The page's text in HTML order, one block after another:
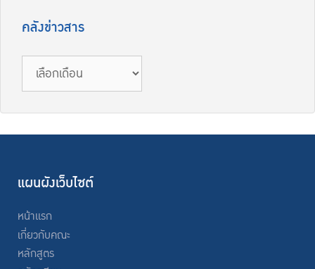
คลังข่าวสาร
แผนผังเว็บไซต์
หน้าแรก
เกี่ยวกับคณะ
หลักสูตร